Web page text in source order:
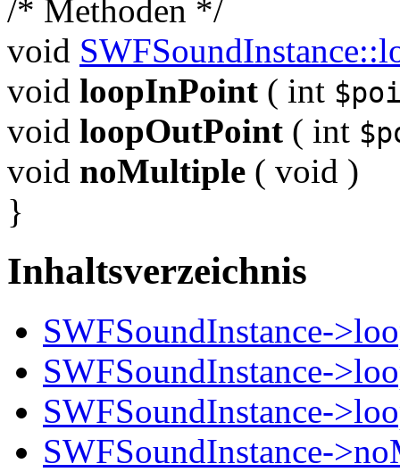
/* Methoden */
void
void loopInPoint ( int
void loopOutPoint ( int
void noMultiple ( void )
}
Inhaltsverzeichnis
SWFSoundInstance-
SWFSoundInstance-
SWFSoundInstance-
SWFSoundInstance-